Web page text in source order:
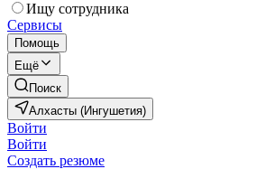
Ищу сотрудника
Сервисы
Помощь
Ещё
Поиск
Алхасты (Ингушетия)
Войти
Войти
Создать резюме